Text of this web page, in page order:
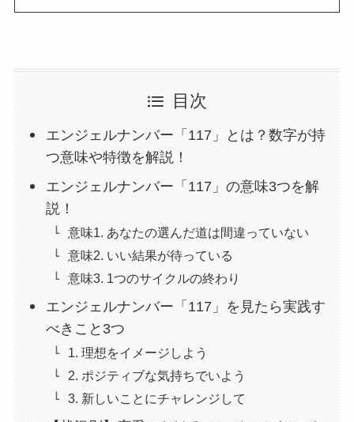
目次
エンジェルナンバー「117」とは？数字が持
つ意味や特徴を解説！
エンジェルナンバー「117」の意味3つを解
説！
意味1. あなたの選んだ道は間違っていない
意味2. いい結果が待っている
意味3. 1つのサイクルの終わり
エンジェルナンバー「117」を見たら実践す
べきこと3つ
1. 理想をイメージしよう
2. ポジティブな気持ちでいよう
3. 新しいことにチャレンジして